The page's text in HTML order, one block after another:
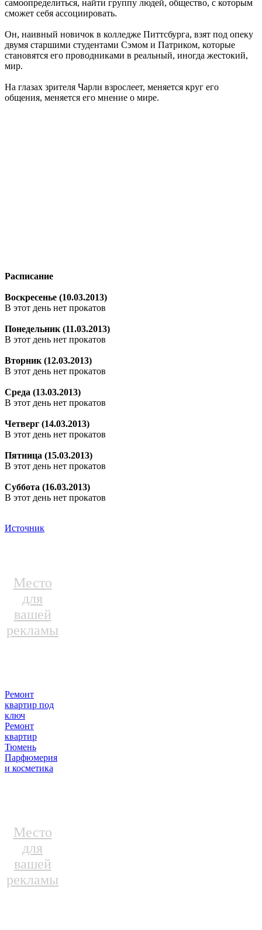
самоопределиться, найти группу людей, общество, с которым
сможет себя ассоциировать.
Он, наивный новичок в колледже Питтсбурга, взят под опеку
двумя старшими студентами Сэмом и Патриком, которые
становятся его проводниками в реальный, иногда жестокий,
мир.
На глазах зрителя Чарли взрослеет, меняется круг его
общения, меняется его мнение о мире.
Расписание
Воскресенье (10.03.2013)
В этот день нет прокатов
Понедельник (11.03.2013)
В этот день нет прокатов
Вторник (12.03.2013)
В этот день нет прокатов
Среда (13.03.2013)
В этот день нет прокатов
Четверг (14.03.2013)
В этот день нет прокатов
Пятница (15.03.2013)
В этот день нет прокатов
Суббота (16.03.2013)
В этот день нет прокатов
Источник
Место
для
вашей
рекламы
Ремонт
квартир под
ключ
Ремонт
квартир
Тюмень
Парфюмерия
и косметика
Место
для
вашей
рекламы